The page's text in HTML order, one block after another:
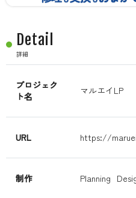
Detail
詳細
プロジェク
ト名
マルエイLP
URL https://
制作 Planning